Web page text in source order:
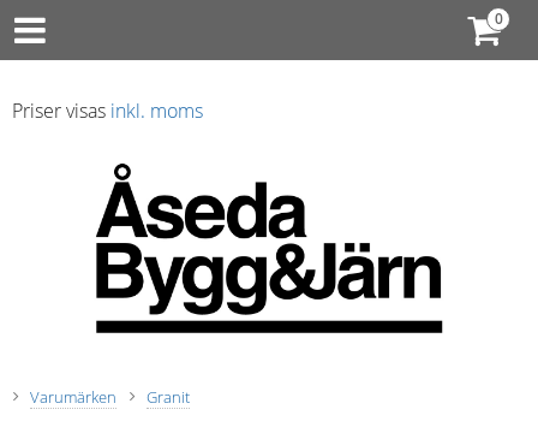
Priser visas inkl. moms
Varumärken Granit